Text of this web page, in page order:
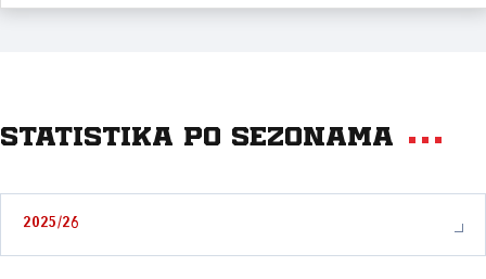
Statistika po sezonama
2025/26